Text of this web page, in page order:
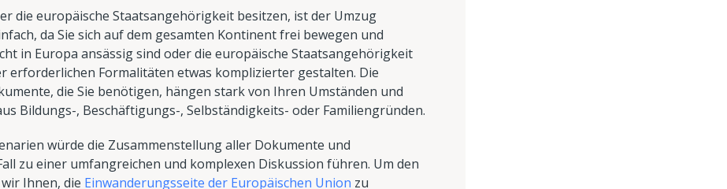
die europäische Staatsangehörigkeit besitzen, ist der Umzug
da Sie sich auf dem gesamten Kontinent frei bewegen und
in Europa ansässig sind oder die europäische Staatsangehörigkeit
erforderlichen Formalitäten etwas komplizierter gestalten. Die
die Sie benötigen, hängen stark von Ihren Umständen und
Bildungs-, Beschäftigungs-, Selbständigkeits- oder Familiengründen.
würde die Zusammenstellung aller Dokumente und
zu einer umfangreichen und komplexen Diskussion führen. Um den
Ihnen, die Einwanderungsseite der Europäischen Union zu